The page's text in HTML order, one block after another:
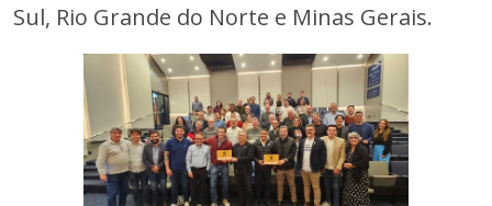
Sul, Rio Grande do Norte e Minas Gerais.